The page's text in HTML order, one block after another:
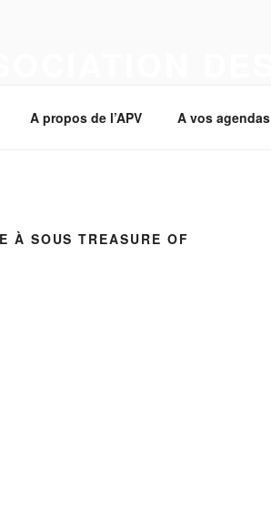
A propos de l’APV A vos agendas
À SOUS TREASURE OF